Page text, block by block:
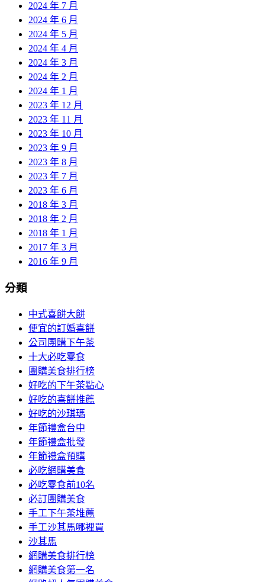
2024 年 7 月
2024 年 6 月
2024 年 5 月
2024 年 4 月
2024 年 3 月
2024 年 2 月
2024 年 1 月
2023 年 12 月
2023 年 11 月
2023 年 10 月
2023 年 9 月
2023 年 8 月
2023 年 7 月
2023 年 6 月
2018 年 3 月
2018 年 2 月
2018 年 1 月
2017 年 3 月
2016 年 9 月
分類
中式喜餅大餅
便宜的訂婚喜餅
公司團購下午茶
十大必吃零食
團購美食排行榜
好吃的下午茶點心
好吃的喜餅推薦
好吃的沙琪瑪
年節禮盒台中
年節禮盒批發
年節禮盒預購
必吃網購美食
必吃零食前10名
必訂團購美食
手工下午茶堆薦
手工沙其馬哪裡買
沙其馬
網購美食排行榜
網購美食第一名